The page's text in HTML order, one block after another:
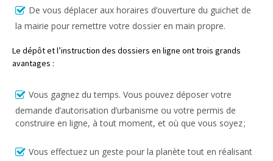
De vous déplacer aux horaires d’ouverture du guichet de
la mairie pour remettre votre dossier en main propre.
Le dépôt et l’instruction des dossiers en ligne ont trois grands
avantages :
Vous gagnez du temps. Vous pouvez déposer votre
demande d’autorisation d’urbanisme ou votre permis de
construire en ligne, à tout moment, et où que vous soyez ;
Vous effectuez un geste pour la planète tout en réalisant